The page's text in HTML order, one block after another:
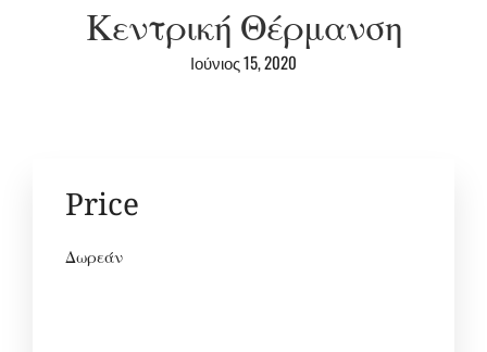
Κεντρική Θέρμανση
Ιούνιος 15, 2020
Price
Δωρεάν